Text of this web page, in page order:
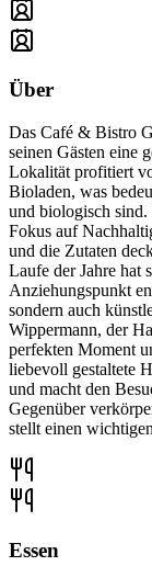
Über
Das Café & Bistro
seinen Gästen eine
Lokalität profitiert
Bioladen, was
und biologisch sind.
Fokus auf
und die Zutaten
Laufe der Jahre hat
Anziehungspunkt
sondern auch
Wippermann, der
perfekten Moment
liebevoll gestaltete
und macht den
Gegenüber
stellt einen
Essen